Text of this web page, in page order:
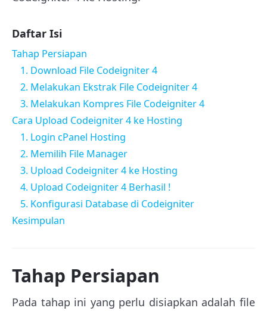
Daftar Isi
Tahap Persiapan
1. Download File Codeigniter 4
2. Melakukan Ekstrak File Codeigniter 4
3. Melakukan Kompres File Codeigniter 4
Cara Upload Codeigniter 4 ke Hosting
1. Login cPanel Hosting
2. Memilih File Manager
3. Upload Codeigniter 4 ke Hosting
4. Upload Codeigniter 4 Berhasil !
5. Konfigurasi Database di Codeigniter
Kesimpulan
Tahap Persiapan
Pada tahap ini yang perlu disiapkan adalah file